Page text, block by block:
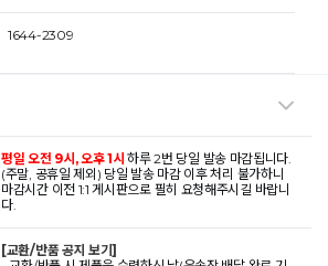
1644-2309
평일 오전 9시, 오후 1시하루 2번 당일 발송 마감됩니다.
(주말, 공휴일 제외) 당일 발송 마감 이후 처리 불가하니
마감시간 이전 1:1 게시판으로 필히 요청해주시길 바랍니
다.
[교환/반품 공지 보기]